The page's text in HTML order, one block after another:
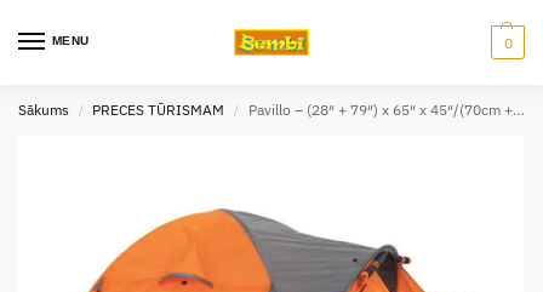
MENU 0
Sākums / PRECES TŪRISMAM / Pavillo – (28″ + 79″) x 65″ x 45″/(70cm + 2.00m) x 1.65m x 1.15m Navajo X2 Tent